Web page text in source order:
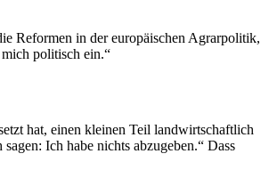
Reformen in der europäischen Agrarpolitik,
politisch ein.“
hat, einen kleinen Teil landwirtschaftlich
Ich habe nichts abzugeben.“ Dass